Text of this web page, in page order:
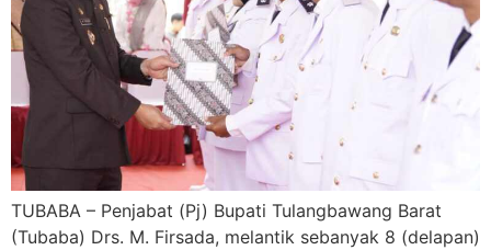
TUBABA – Penjabat (Pj) Bupati Tulangbawang Barat
(Tubaba) Drs. M. Firsada, melantik sebanyak 8 (delapan)